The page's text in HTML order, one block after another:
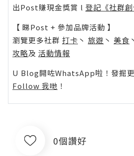
出Post賺現金獎賞 l 登記《社群創
【 睇Post + 參加品牌活動 】
瀏覽更多社群 打卡 丶 旅遊 丶 美食
攻略及 活動情報
U Blog開咗WhatsApp啦！發掘更
Follow 我哋 ！
0個讚好